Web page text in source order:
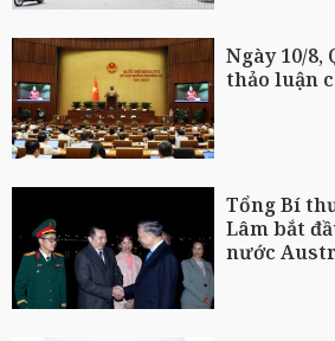
Ngày 10/8,
thảo luận
Tổng Bí
Lâm bắt
nước